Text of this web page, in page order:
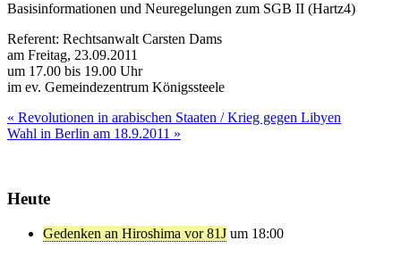
Basisinformationen und Neuregelungen zum SGB II (Hartz4)
Referent: Rechtsanwalt Carsten Dams
am Freitag, 23.09.2011
um 17.00 bis 19.00 Uhr
im ev. Gemeindezentrum Königssteele
Beitragsnavigation
« Revolutionen in arabischen Staaten / Krieg gegen Libyen
Wahl in Berlin am 18.9.2011 »
Heute
Gedenken an Hiroshima vor 81J um 18:00